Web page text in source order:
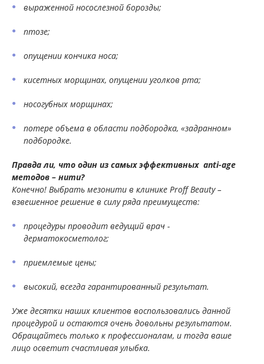
выраженной носослезной борозды;
птозе;
опущении кончика носа;
кисетных морщинах, опущении уголков рта;
носогубных морщинах;
потере объема в области подбородка, «задранном»
подбородке.
Правда ли, что один из самых эффективных anti-age
методов – нити?
Конечно! Выбрать мезонити в клинике Proff Beauty –
взвешенное решение в силу ряда преимуществ:
процедуры проводит ведущий врач -
дерматокосметолог;
приемлемые цены;
высокий, всегда гарантированный результат.
Уже десятки наших клиентов воспользовались данной
процедурой и остаются очень довольны результатом.
Обращайтесь только к профессионалам, и тогда ваше
лицо осветит счастливая улыбка.